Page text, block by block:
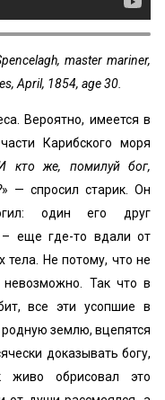
master mariner,
April, 1854, age 30.
Вероятно, имеется в
Карибского моря
кто же, помилуй бог,
» — спросил старик. Он
один его друг
– еще где-то вдали от
тела. Не потому, что не
невозможно. Так что в
все эти усопшие в
землю, вцепятся
доказывать богу,
живо обрисовал это